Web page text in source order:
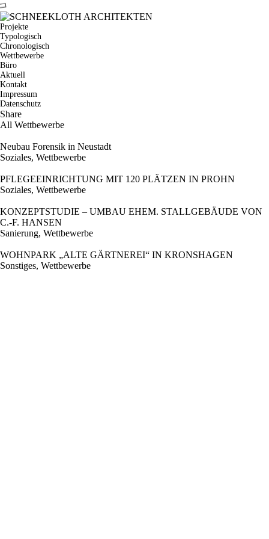
Projekte
Typologisch
Chronologisch
Wettbewerbe
Büro
Aktuell
Kontakt
Impressum
Datenschutz
Share
All Wettbewerbe
Neubau Forensik in Neustadt
Soziales, Wettbewerbe
PFLEGEEINRICHTUNG MIT 120 PLÄTZEN IN PROHN
Soziales, Wettbewerbe
KONZEPTSTUDIE – UMBAU EHEM. STALLGEBÄUDE VON
C.-F. HANSEN
Sanierung, Wettbewerbe
WOHNPARK „ALTE GÄRTNEREI“ IN KRONSHAGEN
Sonstiges, Wettbewerbe